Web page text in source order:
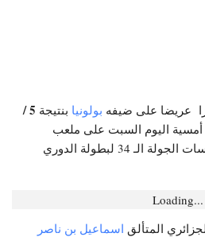
عريضا على ضيفه بولونيا بنتيجة
5 /
أمسية اليوم السبت على ملعب
“ستيفانو بيولي”، ضمن منافسات الجولة الـ 34 لبطولة الدوري
Loading...
المتألق اسماعيل بن ناصر